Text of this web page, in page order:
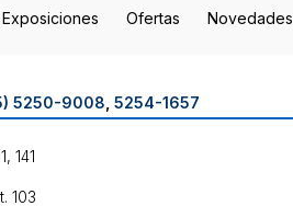
Exposiciones Ofertas Novedades
5250-9008 ,5254-1657
141
103